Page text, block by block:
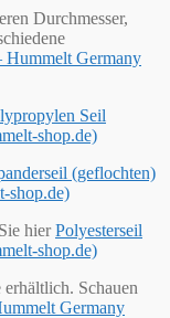
Durchmesser,
Hummelt Germany
Seil
shop.de)
(geflochten)
shop.de)
hierPolyesterseil
shop.de)
Schauen
Germany